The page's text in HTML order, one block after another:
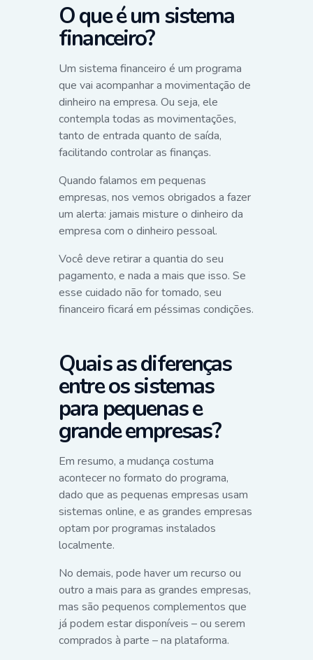
O que é um sistema
financeiro?
Um sistema financeiro é um programa
que vai acompanhar a movimentação de
dinheiro na empresa. Ou seja, ele
contempla todas as movimentações,
tanto de entrada quanto de saída,
facilitando controlar as finanças.
Quando falamos em pequenas
empresas, nos vemos obrigados a fazer
um alerta: jamais misture o dinheiro da
empresa com o dinheiro pessoal.
Você deve retirar a quantia do seu
pagamento, e nada a mais que isso. Se
esse cuidado não for tomado, seu
financeiro ficará em péssimas condições.
Quais as diferenças
entre os sistemas
para pequenas e
grande empresas?
Em resumo, a mudança costuma
acontecer no formato do programa,
dado que as pequenas empresas usam
sistemas online, e as grandes empresas
optam por programas instalados
localmente.
No demais, pode haver um recurso ou
outro a mais para as grandes empresas,
mas são pequenos complementos que
já podem estar disponíveis – ou serem
comprados à parte – na plataforma.